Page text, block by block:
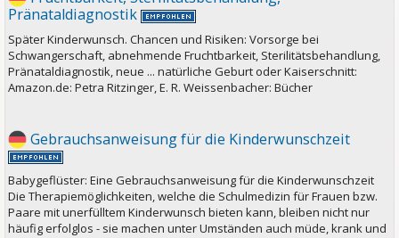
Pränataldiagnostik
Später Kinderwunsch. Chancen und Risiken: Vorsorge bei
Schwangerschaft, abnehmende Fruchtbarkeit, Sterilitätsbehandlung,
Pränataldiagnostik, neue ... natürliche Geburt oder Kaiserschnitt:
Amazon.de: Petra Ritzinger, E. R. Weissenbacher: Bücher
Gebrauchsanweisung für die Kinderwunschzeit
Babygeflüster: Eine Gebrauchsanweisung für die Kinderwunschzeit
Die Therapiemöglichkeiten, welche die Schulmedizin für Frauen bzw.
Paare mit unerfülltem Kinderwunsch bieten kann, bleiben nicht nur
häufig erfolglos - sie machen unter Umständen auch müde, krank und